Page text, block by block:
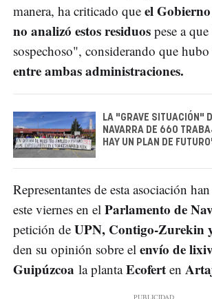
manera, ha criticado que el
no analizó estos residuos pese a
sospechoso", considerando que hubo
entre ambas administraciones.
LA "GRAVE SITUACIÓN"
NAVARRA DE 660
HAY UN PLAN DE
Representantes de esta asociación
este viernes en el Parlamento de
petición de UPN, Contigo-Zurekin
den su opinión sobre el envío de
Guipúzcoa la plantaEcofert en